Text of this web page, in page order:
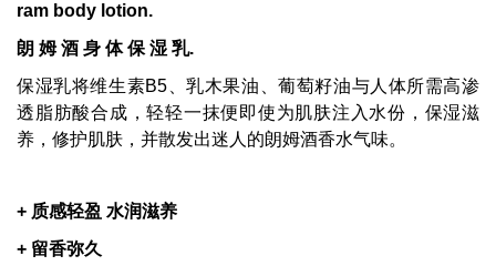
ram body lotion.
朗 姆 酒 身 体 保 湿 乳.
保湿乳将维生素B5、乳木果油、葡萄籽油与人体所需高渗
透脂肪酸合成，轻轻一抹便即使为肌肤注入水份，保湿滋
养，修护肌肤，并散发出迷人的朗姆酒香水气味。
+ 质感轻盈 水润滋养
+ 留香弥久